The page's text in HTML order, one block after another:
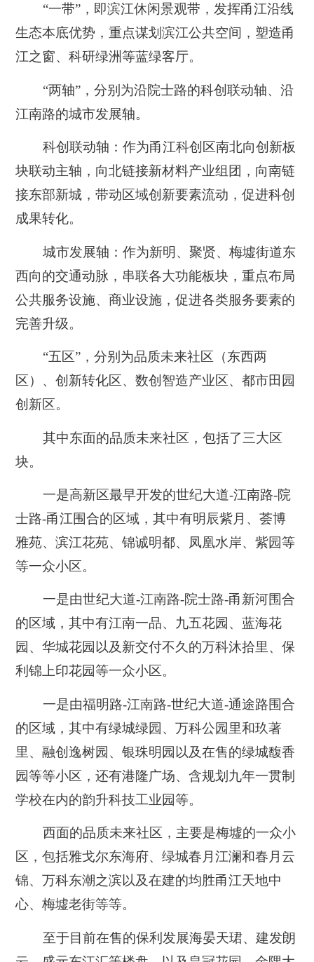
“一带”， 即滨江休闲景观带 ，发挥甬江沿线
生态本底优势，重点谋划滨江公共空间，塑造甬
江之窗、科研绿洲等蓝绿客厅。
“两轴”，分别为沿院士路的科创联动轴、沿
江南路的城市发展轴。
科创联动轴：作为甬江科创区南北向创新板
块联动主轴，向北链接新材料产业组团，向南链
接东部新城，带动区域创新要素流动，促进科创
成果转化。
城市发展轴：作为新明、聚贤、梅墟街道东
西向的交通动脉，串联各大功能板块，重点布局
公共服务设施、商业设施，促进各类服务要素的
完善升级。
“五区”，分别为品质未来社区
（东西两
区） 、创新转化区、数创智造产业区、都市田园
创新区。
其中东面的品质未来社区，包括了三大区
块。
一是高新区最早开发的世纪大道-江南路-院
士路-甬江围合的区域，其中有明辰紫月、荟博
雅苑、滨江花苑、锦诚明都、凤凰水岸、紫园等
等一众小区。
一是由世纪大道-江南路-院士路-甬新河围合
的区域，其中有江南一品、九五花园、蓝海花
园、华城花园以及新交付不久的万科沐拾里、保
利锦上印花园等一众小区。
一是由福明路-江南路-世纪大道-通途路围合
的区域，其中有绿城绿园、万科公园里和玖著
里、融创逸树园、银珠明园以及在售的绿城馥香
园等等小区，还有港隆广场、含规划九年一贯制
学校在内的韵升科技工业园等。
西面的品质未来社区 ，主要是梅墟的一众小
区，包括雅戈尔东海府、绿城春月江澜和春月云
锦、万科东潮之滨以及在建的均胜甬江天地中
心、梅墟老街等等。
至于目前在售的保利发展海晏天珺、建发朗